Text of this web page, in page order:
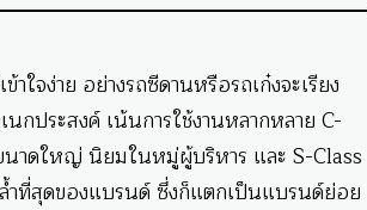
จง่าย อย่างรถซีดานหรือรถเก๋งจะเรียง
กประสงค์ เน้นการใช้งานหลากหลาย C-
นาดใหญ่ นิยมในหมู่ผู้บริหาร และ S-Class
ำที่สุดของแบรนด์ ซึ่งก็แตกเป็นแบรนด์ย่อย